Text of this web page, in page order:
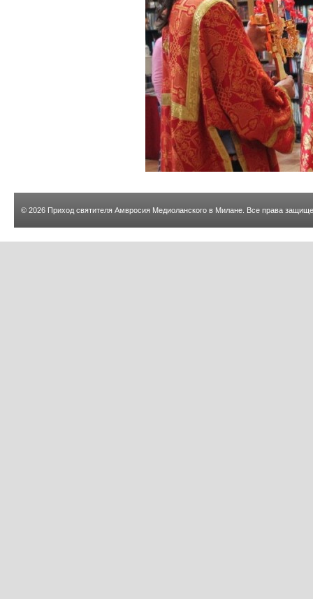
© 2026 Приход святителя Амвросия Медиоланского в Милане . Все права